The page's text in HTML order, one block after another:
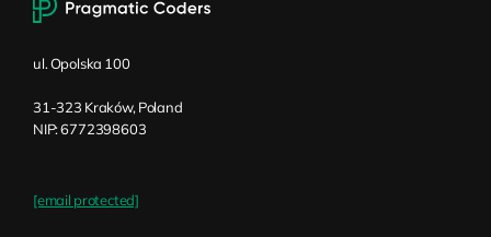
ul. Opolska 100
31-323 Kraków, Poland
NIP: 6772398603
[email protected]